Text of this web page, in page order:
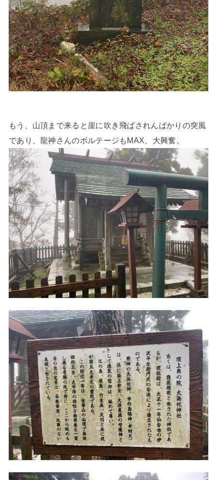
もう、山頂まで来ると崖に吹き飛ばされんばかりの突風
であり、龍神さんのボルテージもMAX、大興奮。